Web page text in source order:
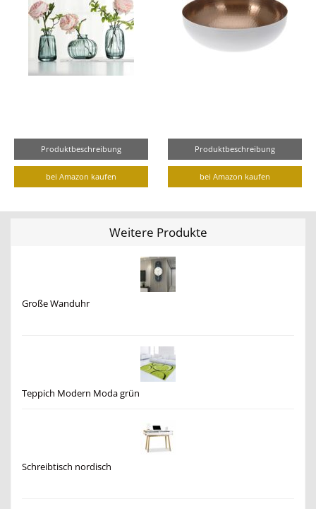
Produktbeschreibung
bei Amazon kaufen
Produktbeschreibung
bei Amazon kaufen
Weitere Produkte
Große Wanduhr
Teppich Modern Moda grün
Schreibtisch nordisch